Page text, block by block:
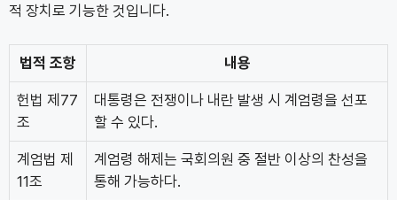
적 장치로 기능한 것입니다.
법적 조항 내용
헌법 제77
조
대통령은 전쟁이나 내란 발생 시 계엄령을 선포
할 수 있다.
계엄법 제
11조
계엄령 해제는 국회의원 중 절반 이상의 찬성을
통해 가능하다.